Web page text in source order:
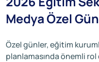
Medya Özel
Özel günler, eğitim
planlamasında önemli